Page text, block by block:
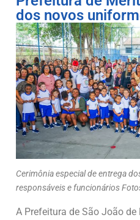
dos novos
Cerimônia especial de entrega
responsáveis e funcionários
A Prefeitura de São João de